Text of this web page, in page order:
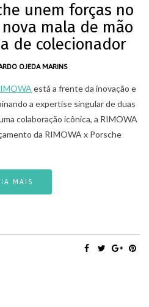
unem forças no
mala de mão
de colecionador
OJEDA MARINS
está a frente da inovação e
a expertise singular de duas
colaboração icônica, a RIMOWA
da RIMOWA x Porsche
MAIS